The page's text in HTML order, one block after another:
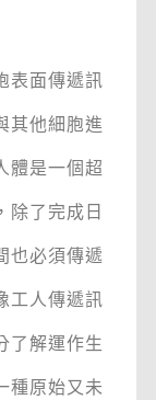
表面傳遞訊
其他細胞進
體是一個超
除了完成日
也必須傳遞
工人傳遞訊
了解運作生
種原始又未